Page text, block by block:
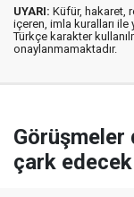
UYARI: Küfür, hakaret,
içeren, imla kuralları ile
Türkçe karakter
onaylanmamaktadır.
Görüşmeler
çark